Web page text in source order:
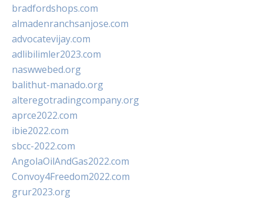
bradfordshops.com
almadenranchsanjose.com
advocatevijay.com
adlibilimler2023.com
naswwebed.org
balithut-manado.org
alteregotradingcompany.org
aprce2022.com
ibie2022.com
sbcc-2022.com
AngolaOilAndGas2022.com
Convoy4Freedom2022.com
grur2023.org